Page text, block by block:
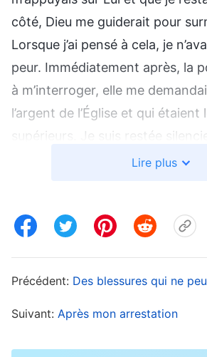
côté, Dieu me guiderait pour
Lorsque j’ai pensé à cela, je
peur. Immédiatement après, la
à m’interroger, elle me
l’argent de l’Église et qui
supérieurs. Je suis restée
temps. L’un des officiers de
électriques, mais je n’avais pas
tremblaient de manière
chaque décharge, tout mon
Lire plus
Précédent: Des blessures qui ne
Suivant: Après mon arrestation